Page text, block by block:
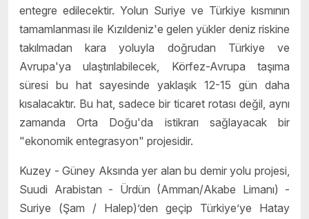
entegre edilecektir. Yolun Suriye ve Türkiye kısmının
tamamlanması ile Kızıldeniz'e gelen yükler deniz riskine
takılmadan kara yoluyla doğrudan Türkiye ve
Avrupa'ya ulaştırılabilecek, Körfez-Avrupa taşıma
süresi bu hat sayesinde yaklaşık 12-15 gün daha
kısalacaktır. Bu hat, sadece bir ticaret rotası değil, aynı
zamanda Orta Doğu'da istikrarı sağlayacak bir
"ekonomik entegrasyon" projesidir.
Kuzey - Güney Aksında yer alan bu demir yolu projesi,
Suudi Arabistan - Ürdün (Amman/Akabe Limanı) -
Suriye (Şam / Halep)’den geçip Türkiye’ye Hatay